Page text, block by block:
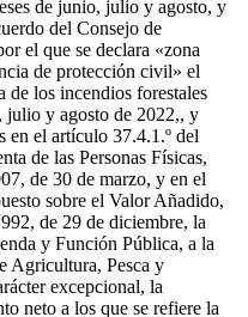
de junio, julio y agosto, y
del Consejo de
el que se declara «zona
de protección civil» el
de los incendios forestales
julio y agosto de 2022,, y
en el artículo 37.4.1.º del
de las Personas Físicas,
de 30 de marzo, y en el
sobre el Valor Añadido,
de 29 de diciembre, la
y Función Pública, a la
Agricultura, Pesca y
excepcional, la
neto a los que se refiere la